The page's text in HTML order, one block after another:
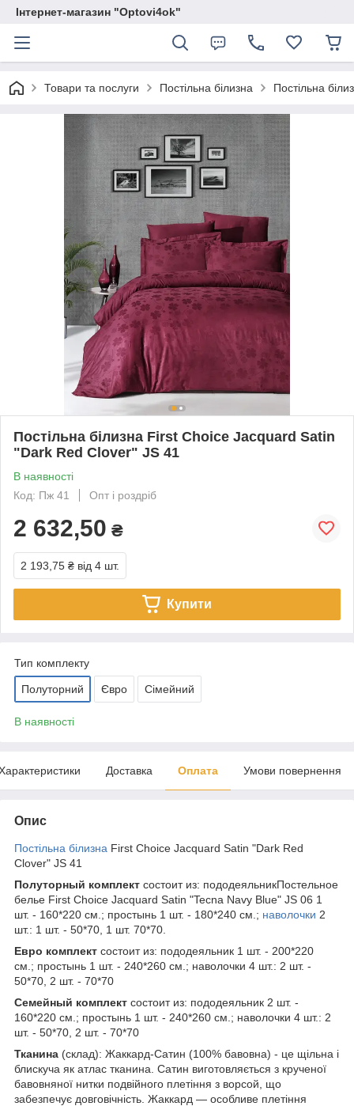
Інтернет-магазин "Optovi4ok"
Товари та послуги Постільна білизна Постільна
Постільна білизна First Choice Jacquard Satin
"Dark Red Clover" JS 41
В наявності
Код: Пж 41
Опт і роздріб
2 632,50 ₴
2 193,75 ₴ від 4 шт.
Купити
Тип комплекту
Полуторний Євро Сімейний
В наявності
Доставка Оплата Умови повернення
Опис
Постільна білизна First Choice Jacquard Satin "Dark Red
Clover" JS 41
Полуторный комплект состоит из: пододеяльникПостельное
белье First Choice Jacquard Satin "Tecna Navy Blue" JS 06 1
шт. - 160*220 см.; простынь 1 шт. - 180*240 см.; наволочки 2
шт.: 1 шт. - 50*70, 1 шт. 70*70.
Евро комплект состоит из: пододеяльник 1 шт. - 200*220
см.; простынь 1 шт. - 240*260 см.; наволочки 4 шт.: 2 шт. -
50*70, 2 шт. - 70*70
Семейный комплект состоит из: пододеяльник 2 шт. -
160*220 см.; простынь 1 шт. - 240*260 см.; наволочки 4 шт.: 2
шт. - 50*70, 2 шт. - 70*70
Тканина (склад): Жаккард-Сатин (100% бавовна) - це щільна і
блискуча як атлас тканина. Сатин виготовляється з крученої
бавовняної нитки подвійного плетіння з ворсой, що
забезпечує довговічність. Жаккард — особливе плетіння